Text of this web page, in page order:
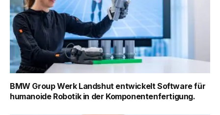
BMW Group Werk Landshut entwickelt Software für
humanoide Robotik in der Komponentenfertigung.